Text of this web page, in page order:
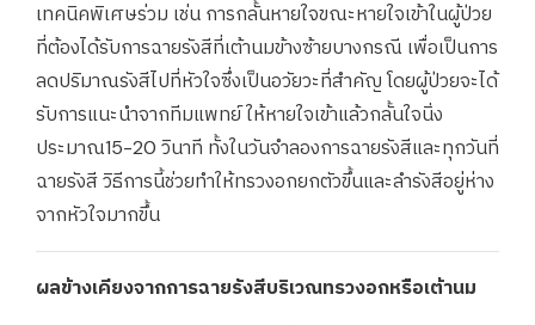
เทคนิคพิเศษร่วม เช่น การกลั้นหายใจขณะหายใจเข้าในผู้ป่วย
ที่ต้องได้รับการฉายรังสีที่เต้านมข้างซ้ายบางกรณี เพื่อเป็นการ
ลดปริมาณรังสีไปที่หัวใจซึ่งเป็นอวัยวะที่สำคัญ โดยผู้ป่วยจะได้
รับการแนะนำจากทีมแพทย์ ให้หายใจเข้าแล้วกลั้นใจนิ่ง
ประมาณ15-20 วินาที ทั้งในวันจำลองการฉายรังสีและทุกวันที่
ฉายรังสี วิธีการนี้ช่วยทำให้ทรวงอกยกตัวขึ้นและลำรังสีอยู่ห่าง
จากหัวใจมากขึ้น
ผลข้างเคียงจากการฉายรังสีบริเวณทรวงอกหรือเต้านม